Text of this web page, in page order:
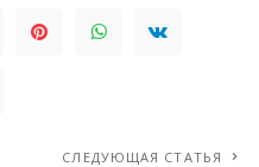
СЛЕДУЮЩАЯ СТАТЬЯ